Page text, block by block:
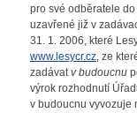
pro své odběratele
uzavřené již v
31. 1. 2006, které
www.lesycr.cz, ze
zadávatv budoucnu
výrok rozhodnutí
v budoucnu vyvozuje